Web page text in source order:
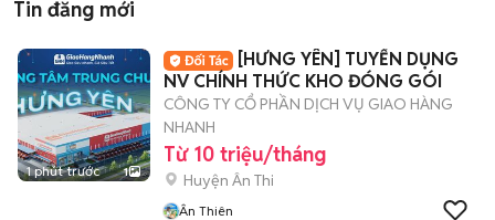
Tin đăng mới
1 phút trước 1
[HƯNG YÊN] TUYỂN DỤNG
NV CHÍNH THỨC KHO ĐÓNG GÓI
CÔNG TY CỔ PHẦN DỊCH VỤ GIAO HÀNG
NHANH
Từ 10 triệu/tháng
Huyện Ân Thi
Ân Thiên